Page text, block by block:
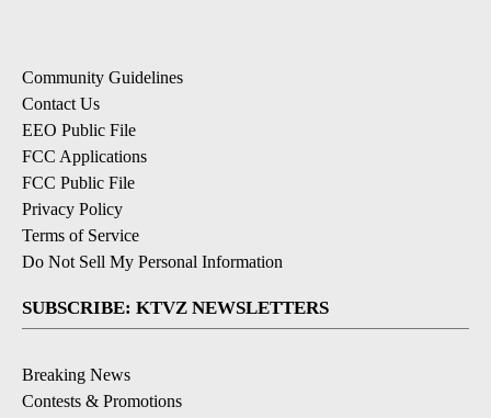
Community Guidelines
Contact Us
EEO Public File
FCC Applications
FCC Public File
Privacy Policy
Terms of Service
Do Not Sell My Personal Information
SUBSCRIBE: KTVZ NEWSLETTERS
Breaking News
Contests & Promotions